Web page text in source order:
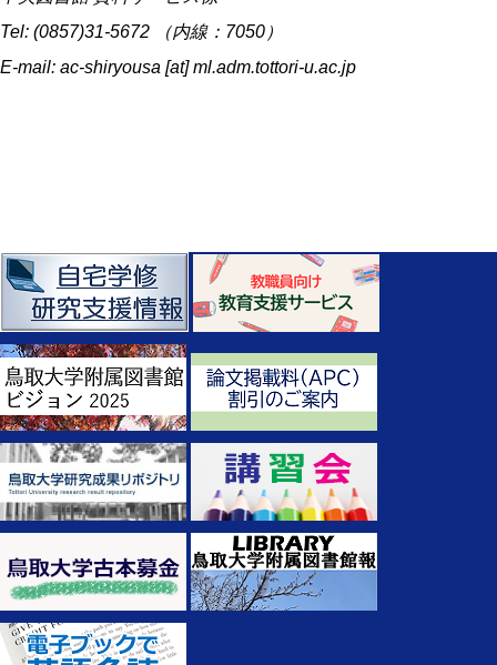
Tel: (0857)31-5672 （内線：7050）
E-mail: ac-shiryousa [at] ml.adm.tottori-u.ac.jp